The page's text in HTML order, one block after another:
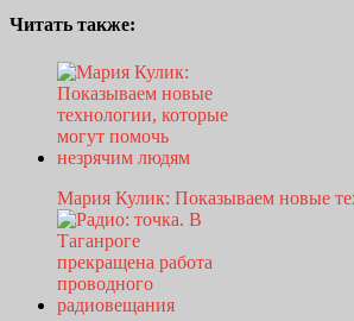
Читать также:
Мария Кулик: Показываем новые